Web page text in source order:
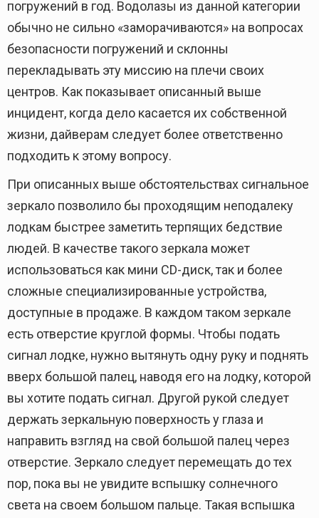
погружений в год. Водолазы из данной категории
обычно не сильно «заморачиваются» на вопросах
безопасности погружений и склонны
перекладывать эту миссию на плечи своих
центров. Как показывает описанный выше
инцидент, когда дело касается их собственной
жизни, дайверам следует более ответственно
подходить к этому вопросу.
При описанных выше обстоятельствах сигнальное
зеркало позволило бы проходящим неподалеку
лодкам быстрее заметить терпящих бедствие
людей. В качестве такого зеркала может
использоваться как мини CD-диск, так и более
сложные специализированные устройства,
доступные в продаже. В каждом таком зеркале
есть отверстие круглой формы. Чтобы подать
сигнал лодке, нужно вытянуть одну руку и поднять
вверх большой палец, наводя его на лодку, которой
вы хотите подать сигнал. Другой рукой следует
держать зеркальную поверхность у глаза и
направить взгляд на свой большой палец через
отверстие. Зеркало следует перемещать до тех
пор, пока вы не увидите вспышку солнечного
света на своем большом пальце. Такая вспышка